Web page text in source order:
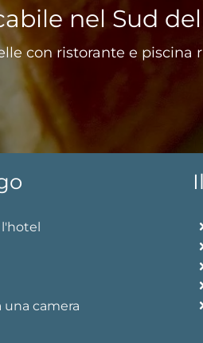
nel Sud
con ristorante e piscina
una camera